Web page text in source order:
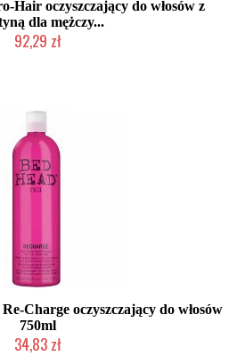
Hair oczyszczający do włosów z
dla mężczy...
92,29 zł
Charge oczyszczający do włosów
750ml
34,83 zł